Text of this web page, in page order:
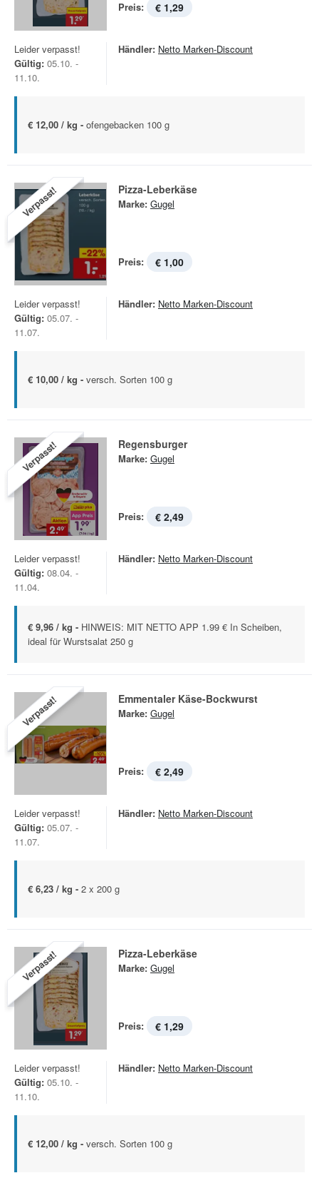
Preis: € 1,29
Leider verpasst!
Gültig: 05.10. -
11.10.
Händler: Netto Marken-Discount
€ 12,00 / kg - ofengebacken 100 g
Verpasst! Pizza-Leberkäse
Marke: Gugel
Preis: € 1,00
Leider verpasst!
Gültig: 05.07. -
11.07.
Händler: Netto Marken-Discount
€ 10,00 / kg - versch. Sorten 100 g
Verpasst! Regensburger
Marke: Gugel
Preis: € 2,49
Leider verpasst!
Gültig: 08.04. -
11.04.
Händler: Netto Marken-Discount
€ 9,96 / kg - HINWEIS: MIT NETTO APP 1.99 € In Scheiben,
ideal für Wurstsalat 250 g
Verpasst! Emmentaler Käse-Bockwurst
Marke: Gugel
Preis: € 2,49
Leider verpasst!
Gültig: 05.07. -
11.07.
Händler: Netto Marken-Discount
€ 6,23 / kg - 2 x 200 g
Verpasst! Pizza-Leberkäse
Marke: Gugel
Preis: € 1,29
Leider verpasst!
Gültig: 05.10. -
11.10.
Händler: Netto Marken-Discount
€ 12,00 / kg - versch. Sorten 100 g